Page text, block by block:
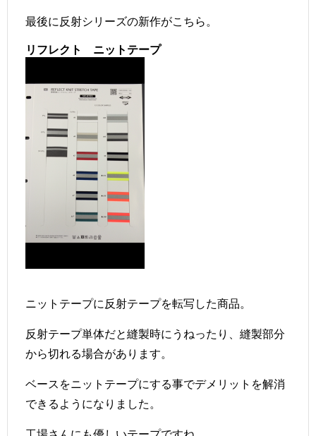
最後に反射シリーズの新作がこちら。
リフレクト ニットテープ
ニットテープに反射テープを転写した商品。
反射テープ単体だと縫製時にうねったり、縫製部分
から切れる場合があります。
ベースをニットテープにする事でデメリットを解消
できるようになりました。